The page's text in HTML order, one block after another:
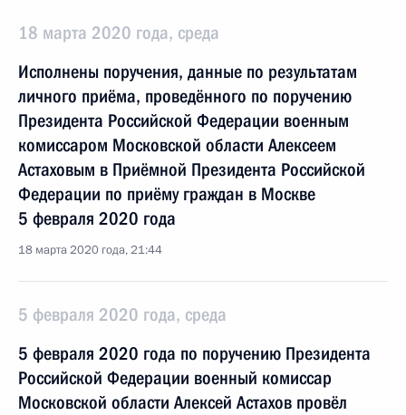
18 марта 2020 года, среда
Исполнены поручения, данные по результатам
личного приёма, проведённого по поручению
Президента Российской Федерации военным
комиссаром Московской области Алексеем
Астаховым в Приёмной Президента Российской
Федерации по приёму граждан в Москве
5 февраля 2020 года
18 марта 2020 года, 21:44
5 февраля 2020 года, среда
5 февраля 2020 года по поручению Президента
Российской Федерации военный комиссар
Московской области Алексей Астахов провёл